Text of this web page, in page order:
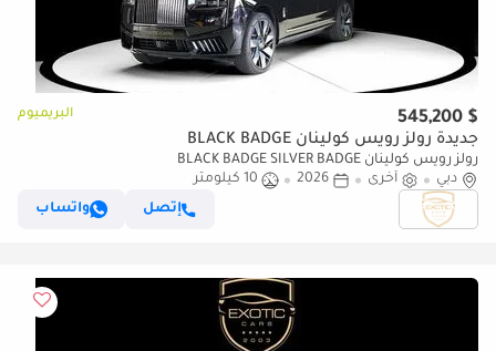
$ 545,200 البريميوم
جديدة رولز رويس كولينان BLACK BADGE
رولز رويس كولينان BLACK BADGE SILVER BADGE
دبي
أخرى 2026
10 كيلومتر
إتصل
واتساب